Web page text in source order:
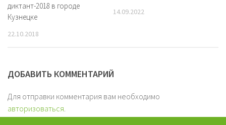
диктант-2018 в городе
Кузнецке
22.10.2018
14.09.2022
ДОБАВИТЬ КОММЕНТАРИЙ
Для отправки комментария вам необходимо
авторизоваться